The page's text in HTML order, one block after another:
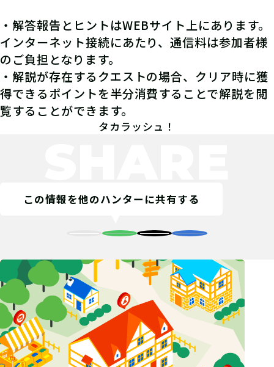
・解答報告とヒントはWEBサイト上にあります。
インターネット接続にあたり、通信料は参加者様
のご負担となります。
・解説が存在するクエストの場合、クリア時に獲
得できるポイントを半分消費することで解説を閲
覧することができます。
タカラッシュ！
この情報を他のハンターに共有する